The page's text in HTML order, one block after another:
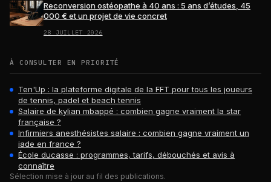
Reconversion ostéopathe à 40 ans : 5 ans d’études, 45
000 € et un projet de vie concret
28 JUILLET 2026
À CONSULTER EN PRIORITÉ
Ten'Up : la plateforme digitale de la FFT pour tous les joueurs
de tennis, padel et beach tennis
Salaire de kylian mbappé : combien gagne vraiment la star
française ?
Infirmiers anesthésistes salaire : combien gagne vraiment un
iade en france ?
École ducasse : programmes, tarifs, débouchés et avis à
connaître
Sélection mise à jour au fil des publications.